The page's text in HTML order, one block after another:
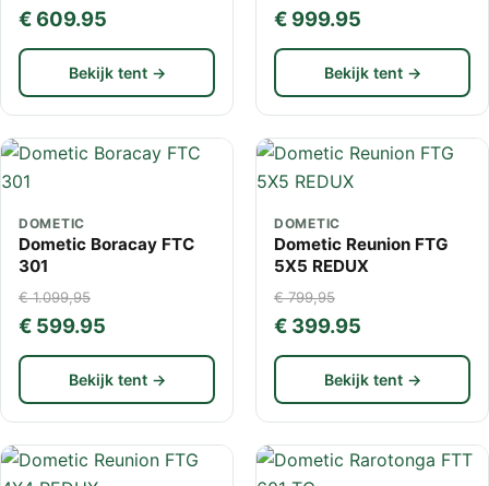
€ 609.95
Bekijk tent →
€ 999.95
Bekijk tent →
DOMETIC
Dometic Boracay FTC
301
€ 1.099,95
€ 599.95
Bekijk tent →
DOMETIC
Dometic Reunion FTG
5X5 REDUX
€ 799,95
€ 399.95
Bekijk tent →